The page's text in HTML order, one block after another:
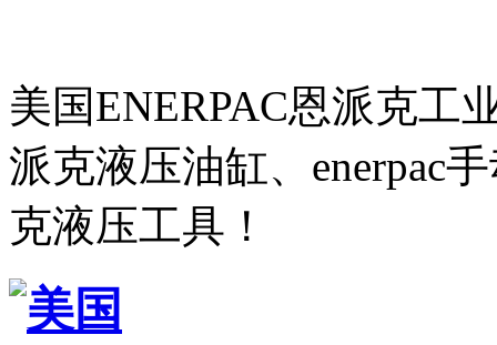
美国ENERPAC恩派克工
派克液压油缸、enerpac
克液压工具！